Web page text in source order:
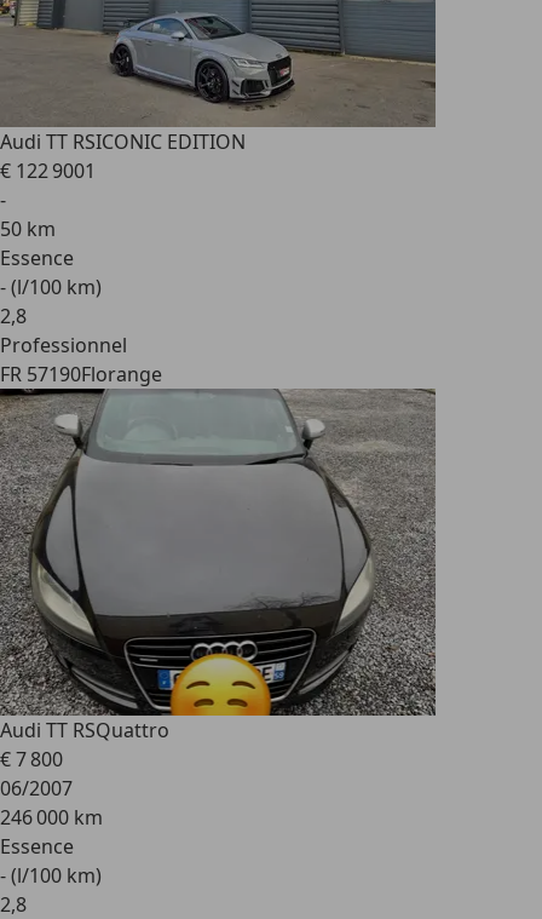
Audi TT RSICONIC EDITION
€ 122 9001
-
50 km
Essence
- (l/100 km)
2,8
Professionnel
FR 57190Florange
Audi TT RSQuattro
€ 7 800
06/2007
246 000 km
Essence
- (l/100 km)
2,8